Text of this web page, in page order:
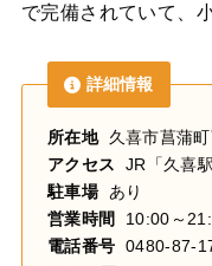
で完備されていて、
詳細情報
所在地 久喜市菖蒲
アクセス JR「久喜
駐車場 あり
営業時間 10:00～
電話番号 0480-87-